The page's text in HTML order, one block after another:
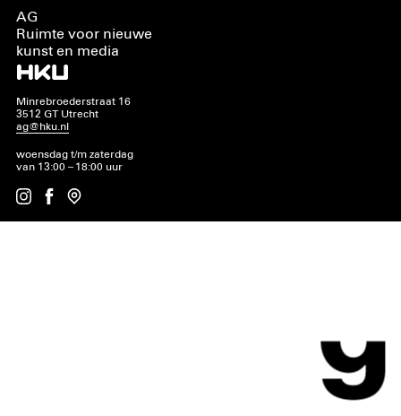
AG
Ruimte voor nieuwe
kunst en media
Minrebroederstraat 16
3512 GT Utrecht
ag@hku.nl
woensdag t/m zaterdag
van 13:00 – 18:00 uur